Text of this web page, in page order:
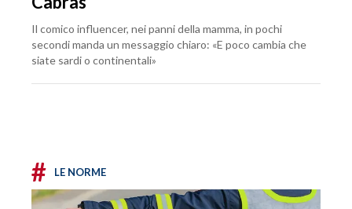
Il comico influencer, nei panni della mamma, in pochi
secondi manda un messaggio chiaro: «E poco cambia che
siate sardi o continentali»
# LE NORME